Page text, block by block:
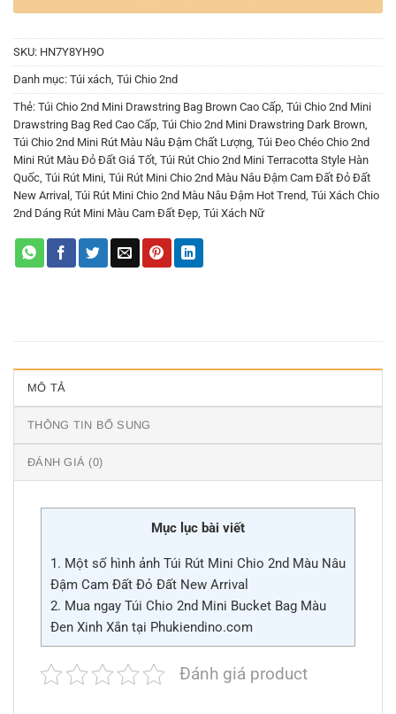
SKU: HN7Y8YH9O
Danh mục: Túi xách, Túi Chio 2nd
Thẻ: Túi Chio 2nd Mini Drawstring Bag Brown Cao Cấp, Túi Chio 2nd Mini
Drawstring Bag Red Cao Cấp, Túi Chio 2nd Mini Drawstring Dark Brown,
Túi Chio 2nd Mini Rút Màu Nâu Đậm Chất Lượng, Túi Đeo Chéo Chio 2nd
Mini Rút Màu Đỏ Đất Giá Tốt, Túi Rút Chio 2nd Mini Terracotta Style Hàn
Quốc, Túi Rút Mini, Túi Rút Mini Chio 2nd Màu Nâu Đậm Cam Đất Đỏ Đất
New Arrival , Túi Rút Mini Chio 2nd Màu Nâu Đậm Hot Trend, Túi Xách Chio
2nd Dáng Rút Mini Màu Cam Đất Đẹp, Túi Xách Nữ
MÔ TẢ
THÔNG TIN BỔ SUNG
ĐÁNH GIÁ (0)
Mục lục bài viết
1. Một số hình ảnh Túi Rút Mini Chio 2nd Màu Nâu
Đậm Cam Đất Đỏ Đất New Arrival
2. Mua ngay Túi Chio 2nd Mini Bucket Bag Màu
Đen Xinh Xắn tại Phukiendino.com
Đánh giá product